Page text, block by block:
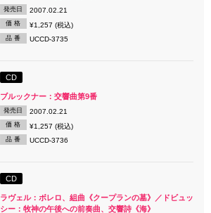
発売日 2007.02.21
価 格 ¥1,257 (税込)
品 番 UCCD-3735
CD
ブルックナー：交響曲第9番
発売日 2007.02.21
価 格 ¥1,257 (税込)
品 番 UCCD-3736
CD
ラヴェル：ボレロ、組曲《クープランの墓》／ドビュッ
シー：牧神の午後への前奏曲、交響詩《海》